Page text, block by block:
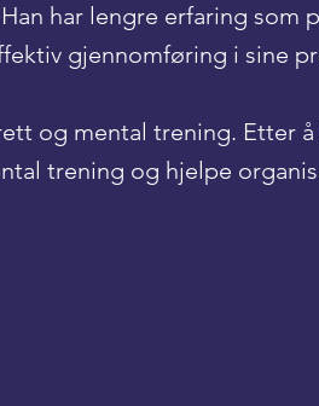
har lengre erfaring som
gjennomføring i sine
og mental trening. Etter
trening og hjelpe